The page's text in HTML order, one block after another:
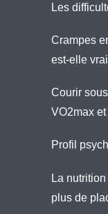
Les
Crampes
est-elle
Courir
VO2max
Profil
La
plus de